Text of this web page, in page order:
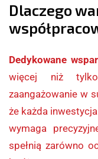
Dlaczego
Dedykowane
więcej niż
zaangażowanie w
że każda
wymaga
spełnią zarówno